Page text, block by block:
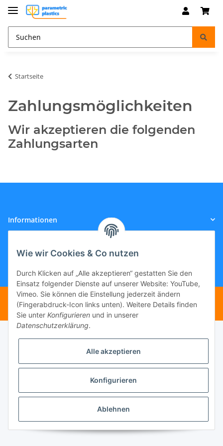
Startseite
Zahlungsmöglichkeiten
Wir akzeptieren die folgenden
Zahlungsarten
Informationen
* Gemäß §19 UStG wird keine Umsatzsteuer berechnet, zzgl.Versand
Ohne Steuerausweis gemäß Kleinunternehmer-Regelung §19 UstG
Powered byJTL-Shop
Wie wir Cookies & Co nutzen
Durch Klicken auf „Alle akzeptieren“ gestatten Sie den
Einsatz folgender Dienste auf unserer Website: YouTube,
Vimeo. Sie können die Einstellung jederzeit ändern
(Fingerabdruck-Icon links unten). Weitere Details finden
Sie unter Konfigurieren und in unserer
Datenschutzerklärung.
Alle akzeptieren
Konfigurieren
Ablehnen